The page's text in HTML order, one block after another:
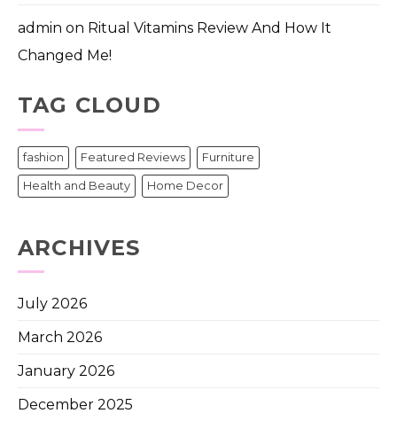
admin on Ritual Vitamins Review And How It
Changed Me!
TAG CLOUD
fashion Featured Reviews Furniture
Health and Beauty Home Decor
ARCHIVES
July 2026
March 2026
January 2026
December 2025